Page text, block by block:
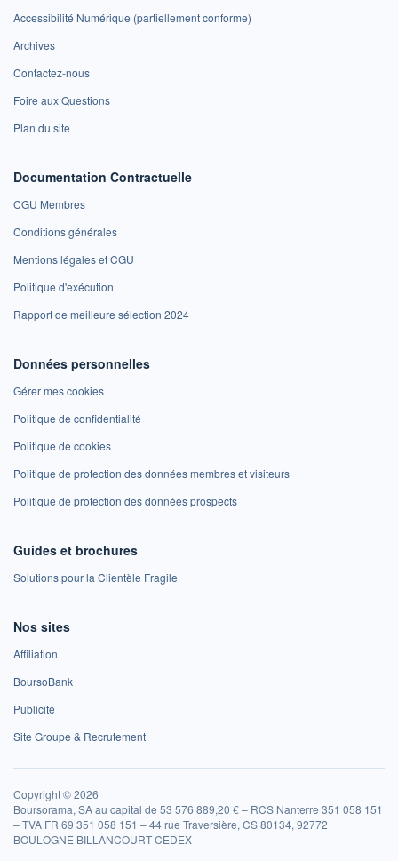
Accessibilité Numérique (partiellement conforme)
Archives
Contactez-nous
Foire aux Questions
Plan du site
Documentation Contractuelle
CGU Membres
Conditions générales
Mentions légales et CGU
Politique d'exécution
Rapport de meilleure sélection 2024
Données personnelles
Gérer mes cookies
Politique de confidentialité
Politique de cookies
Politique de protection des données membres et visiteurs
Politique de protection des données prospects
Guides et brochures
Solutions pour la Clientèle Fragile
Nos sites
Affiliation
BoursoBank
Publicité
Site Groupe & Recrutement
Copyright © 2026
Boursorama, SA au capital de 53 576 889,20 € – RCS Nanterre 351 058 151
– TVA FR 69 351 058 151 – 44 rue Traversière, CS 80134, 92772
BOULOGNE BILLANCOURT CEDEX